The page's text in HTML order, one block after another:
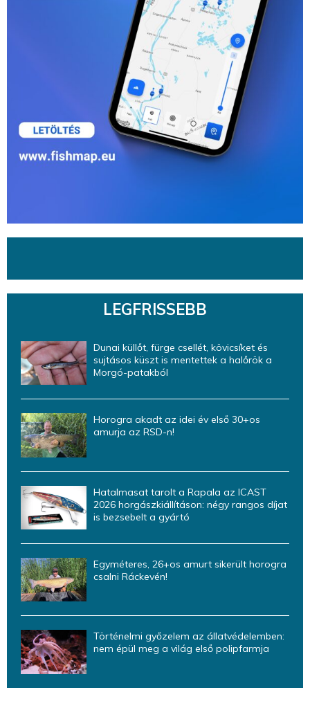
LEGFRISSEBB
Dunai küllőt, fürge csellét, kövicsíket és
sujtásos küszt is mentettek a halőrök a
Morgó-patakból
Horogra akadt az idei év első 30+os
amurja az RSD-n!
Hatalmasat tarolt a Rapala az ICAST
2026 horgászkiállításon: négy rangos díjat
is bezsebelt a gyártó
Egyméteres, 26+os amurt sikerült horogra
csalni Ráckevén!
Történelmi győzelem az állatvédelemben:
nem épül meg a világ első polipfarmja